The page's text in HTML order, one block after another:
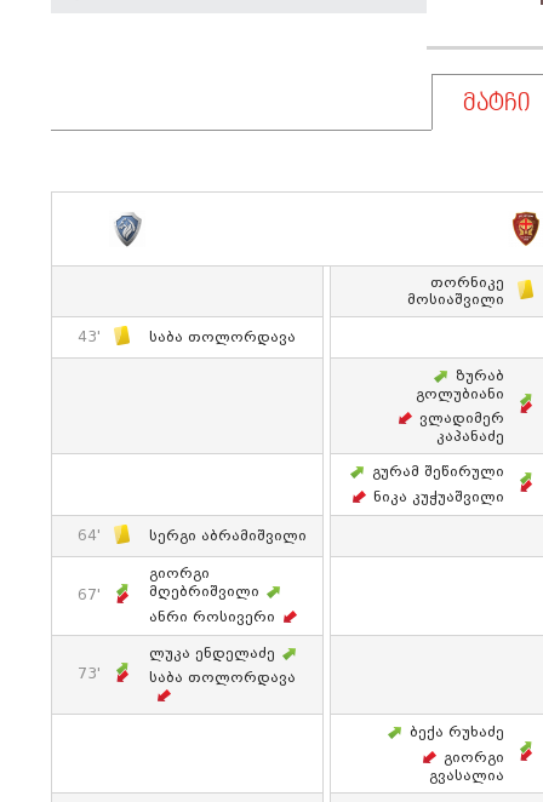
მატჩი
Თორნიკე
Მოსიაშვილი
43' Საბა Თოლორდავა
Ზურაბ
Გოლუბიანი
Ვლადიმერ
Კაპანაძე
Გურამ Შეწირული
Ნიკა Კუჭუაშვილი
64' Სერგი Აბრამიშვილი
67'
Გიორგი
Მღებრიშვილი
Ანრი Როსივერი
73'
Ლუკა Ენდელაძე
Საბა Თოლორდავა
Ბექა Რუხაძე
Გიორგი
Გვასალია